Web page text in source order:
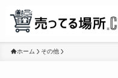
ホーム その他